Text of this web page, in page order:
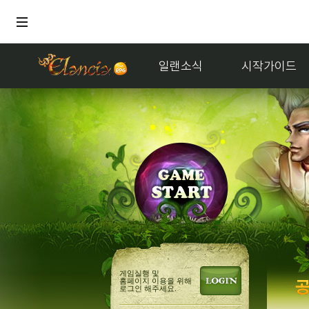
일랜소식 시작가이드
게임실행 및
홈페이지 이용을 위해
로그인 해주세요.